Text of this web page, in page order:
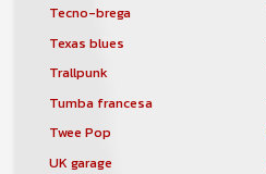
Tecno-brega
Texas blues
Trallpunk
Tumba francesa
Twee Pop
UK garage